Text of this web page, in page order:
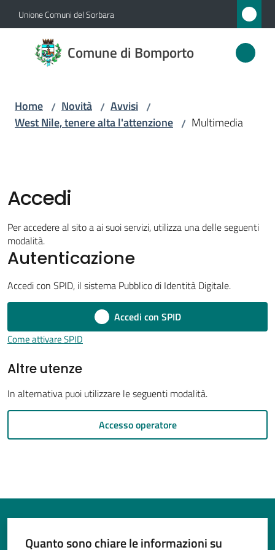
Vai al contenuto
Vai alla navigazione
Vai al footer
Unione Comuni del Sorbara
Comune di Bomporto
Comune
di
Amministrazione
Servizi
Vivere
Bomporto
Tutti
argomenti...
su
Home / Novità / Avvisi /
West Nile, tenere alta l'attenzione / Multimedia
Accedi
Per accedere al sito a ai suoi servizi, utilizza una delle seguenti
modalità.
Autenticazione
Accedi con SPID, il sistema Pubblico di Identità Digitale.
Accedi con SPID
Come attivare SPID
Altre utenze
In alternativa puoi utilizzare le seguenti modalità.
Accesso operatore
Quanto sono chiare le informazioni su